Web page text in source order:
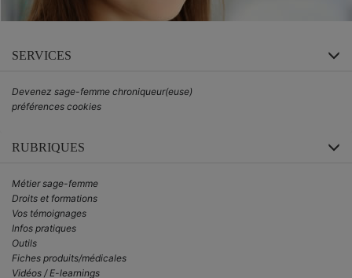
SERVICES
Devenez sage-femme chroniqueur(euse)
préférences cookies
RUBRIQUES
Métier sage-femme
Droits et formations
Vos témoignages
Infos pratiques
Outils
Fiches produits/médicales
Vidéos / E-learnings